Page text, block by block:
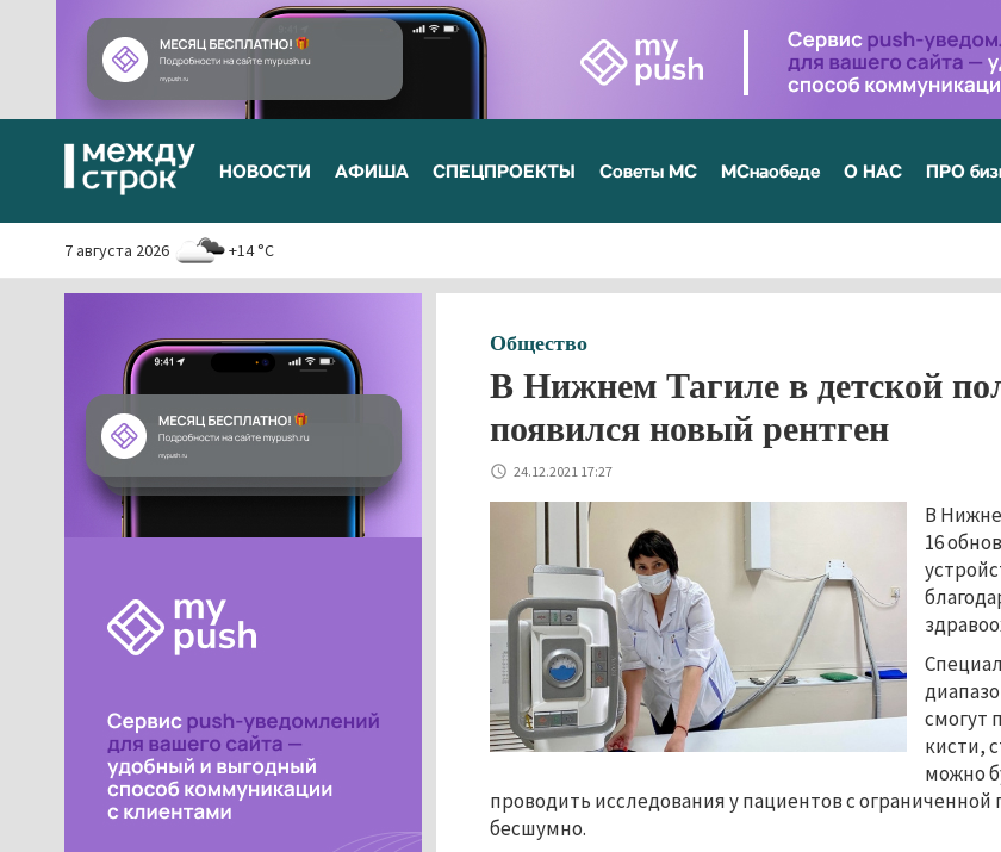
НОВОСТИ АФИША СПЕЦПРОЕКТЫ Советы МС МСнаобеде О НАС ПРО
7 августа 2026 +14 °C
Общество
В Нижнем Тагиле в детской
появился новый рентген
24.12.2021 17:27
В
16
смогут
кисти,
можно
проводить исследования у пациентов с
бесшумно.